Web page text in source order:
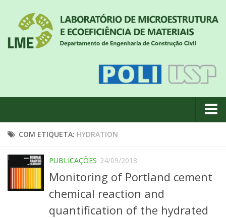
Quem somos
Geral
Projetos de pesquisa
COM ETIQUETA: HYDRATION
PUBLICAÇÕES 24/09/2018
Monitoring of Portland cement
chemical reaction and
quantification of the hydrated